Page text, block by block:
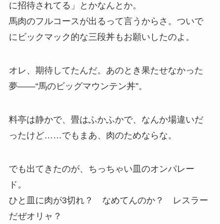
に招待されてる」とかなんとか。
馬肉のフルコースが出るって言うからさ。ついで
にビックマック的な三段丼もお願いしたのよ。
オレ、期待してたんだ。あのとき果たせなかった
夢——“馬のビッグマウンテン丼”。
料亭は静かで、畳はふかふかで、なんか場違いだ
ったけど……でもまあ、肉のためならな。
でも出てきたのが、ちっちゃい皿のオンパレー
ド。
ひと皿に肉が3切れ？ なめてんのか？ レスラー
だぜオリャ？